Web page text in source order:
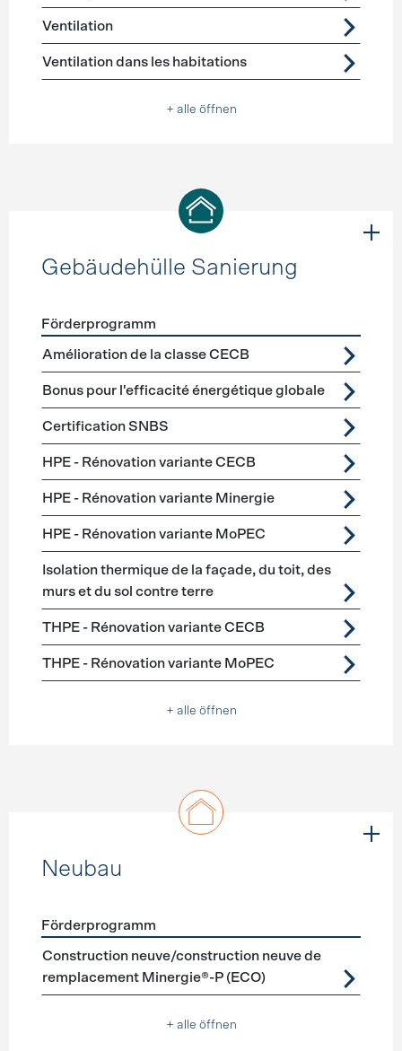
Ventilation
Ventilation dans les habitations
+ alle öffnen
Gebäudehülle Sanierung
Förderprogramme Gebäudehülle Sanierung
Förderprogramm
Amélioration de la classe CECB
Bonus pour l'efficacité énergétique globale
Certification SNBS
HPE - Rénovation variante CECB
HPE - Rénovation variante Minergie
HPE - Rénovation variante MoPEC
Isolation thermique de la façade, du toit, des
murs et du sol contre terre
THPE - Rénovation variante CECB
THPE - Rénovation variante MoPEC
+ alle öffnen
Neubau
Förderprogramme Neubau
Förderprogramm
Construction neuve/construction neuve de
remplacement Minergie®-P (ECO)
+ alle öffnen